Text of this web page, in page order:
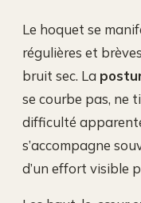
Le hoquet se
régulières et
bruit sec. La
se courbe pas, ne
difficulté
s’accompagne
d’un effort visible